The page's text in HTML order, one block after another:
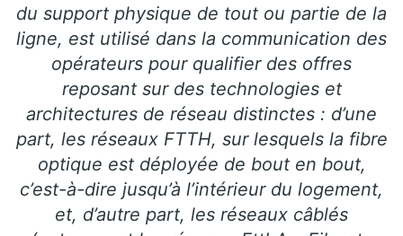
du support physique de tout ou partie de la
ligne, est utilisé dans la communication des
opérateurs pour qualifier des offres
reposant sur des technologies et
architectures de réseau distinctes : d’une
part, les réseaux FTTH, sur lesquels la fibre
optique est déployée de bout en bout,
c’est-à-dire jusqu’à l’intérieur du logement,
et, d’autre part, les réseaux câblés